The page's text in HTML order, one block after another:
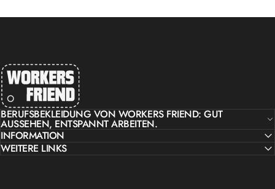
workers friend
BERUFSBEKLEIDUNG VON WORKERS FRIEND: GUT
AUSSEHEN, ENTSPANNT ARBEITEN.
INFORMATION
WEITERE LINKS